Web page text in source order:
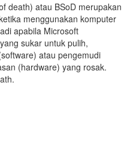
death) atau BSoD merupakan
menggunakan komputer
apabila Microsoft
sukar untuk pulih,
atau pengemudi
(hardware) yang rosak.